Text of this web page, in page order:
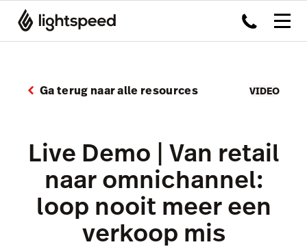
Ga terug naar alle resources VIDEO
Live Demo | Van retail
naar omnichannel:
loop nooit meer een
verkoop mis